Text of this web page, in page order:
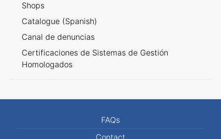
Shops
Catalogue (Spanish)
Canal de denuncias
Certificaciones de Sistemas de Gestión
Homologados
FAQs
Contact